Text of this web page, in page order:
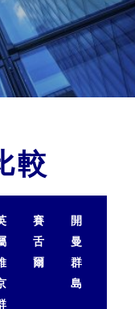
較
賽
舌
爾
開
曼
群
島